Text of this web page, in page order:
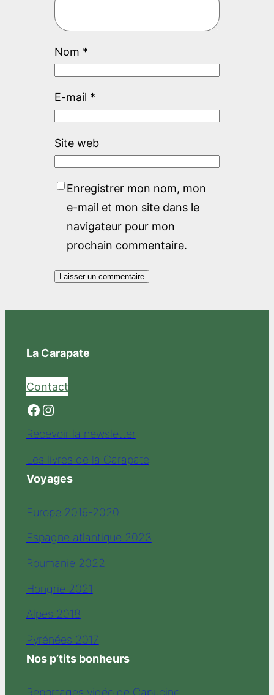
Nom *
E-mail *
Site web
Enregistrer mon nom, mon
e-mail et mon site dans le
navigateur pour mon
prochain commentaire.
La Carapate
Contact
Facebook Instagram
Recevoir la newsletter
Les livres de la Carapate
Voyages
Europe 2019-2020
Espagne atlantique 2023
Roumanie 2022
Hongrie 2021
Alpes 2018
Pyrénées 2017
Nos p’tits bonheurs
Reportages vidéo de Capucine